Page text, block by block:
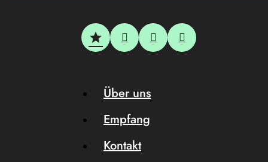
Über uns
Empfang
Kontakt